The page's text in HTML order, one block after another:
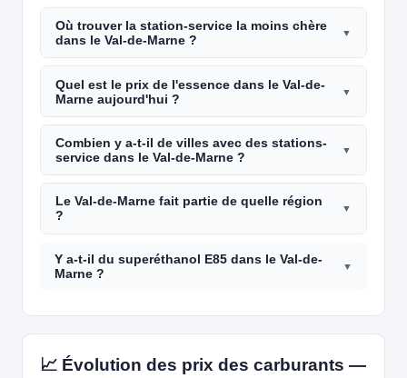
Où trouver la station-service la moins chère
dans le Val-de-Marne ?
Quel est le prix de l'essence dans le Val-de-
Marne aujourd'hui ?
Combien y a-t-il de villes avec des stations-
service dans le Val-de-Marne ?
Le Val-de-Marne fait partie de quelle région
?
Y a-t-il du superéthanol E85 dans le Val-de-
Marne ?
📈 Évolution des prix des carburants —